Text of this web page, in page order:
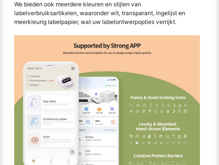
We bieden ook meerdere kleuren en stijlen van
labelverbruiksartikelen, waaronder wit, transparant, ingelijst en
meerkleurig labelpapier, wat uw labelontwerpopties verrijkt.